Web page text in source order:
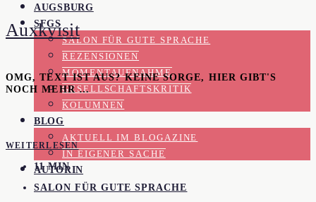
AUGSBURG
SFGS
SALON FÜR GUTE SPRACHE
REZENSIONEN
MOMENTAUFNAHME
GESELLSCHAFTSKRITIK
KOLUMNEN
BLOG
AKTUELL IM BLOGAZINE
IN EIGENER SACHE
AUTORIN
Auxkvisit
OMG, TEXT IST AUS? KEINE SORGE, HIER GIBT'S
NOCH MEHR …
WEITERLESEN
11 MIN
SALON FÜR GUTE SPRACHE